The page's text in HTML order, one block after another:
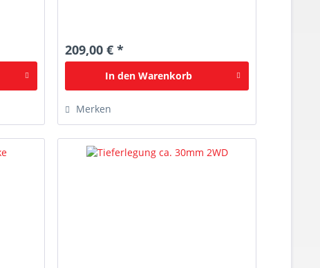
209,00 € *
In den Warenkorb
Merken